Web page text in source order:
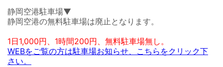
静岡空港駐車場▼
静岡空港の無料駐車場は廃止となります。
1日1,000円、1時間200円、無料駐車場無し。
WEBをご覧の方は駐車場お知らせ、こちらをクリック下
さい。